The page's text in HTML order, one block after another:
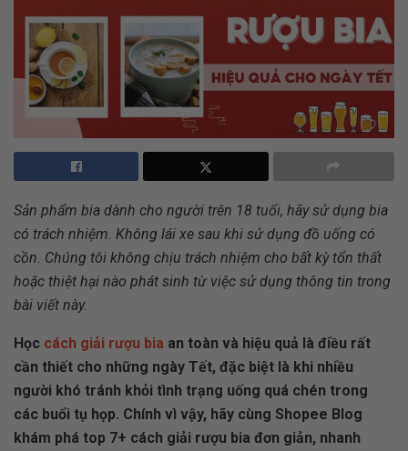
Sản phẩm bia dành cho người trên 18 tuổi, hãy sử dụng bia
có trách nhiệm. Không lái xe sau khi sử dụng đồ uống có
cồn. Chúng tôi không chịu trách nhiệm cho bất kỳ tổn thất
hoặc thiệt hại nào phát sinh từ việc sử dụng thông tin trong
bài viết này.
Học cách giải rượu bia an toàn và hiệu quả là điều rất
cần thiết cho những ngày Tết, đặc biệt là khi nhiều
người khó tránh khỏi tình trạng uống quá chén trong
các buổi tụ họp. Chính vì vậy, hãy cùng Shopee Blog
khám phá top 7+ cách giải rượu bia đơn giản, nhanh